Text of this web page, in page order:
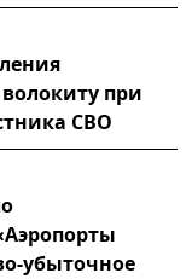
при
СВО
убыточное